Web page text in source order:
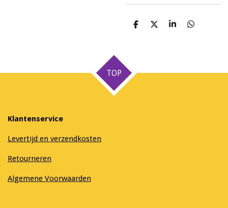
D
D
S
D
TOP
Klantenservice
Levertijd en verzendkosten
Retourneren
Algemene Voorwaarden